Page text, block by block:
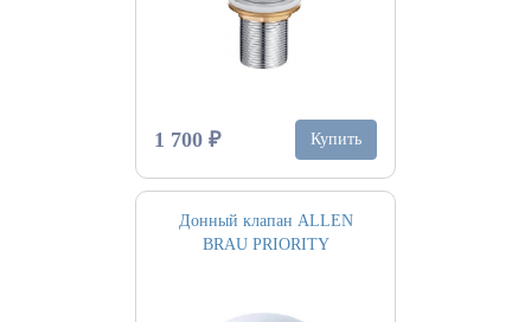
1 700 ₽ Купить
Донный клапан ALLEN
BRAU PRIORITY